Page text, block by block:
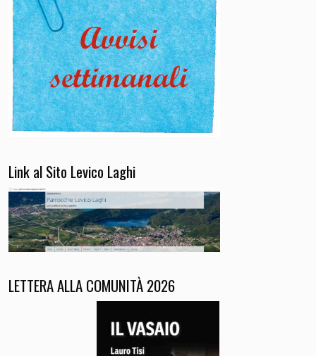
Link al Sito Levico Laghi
LETTERA ALLA COMUNITÀ 2026